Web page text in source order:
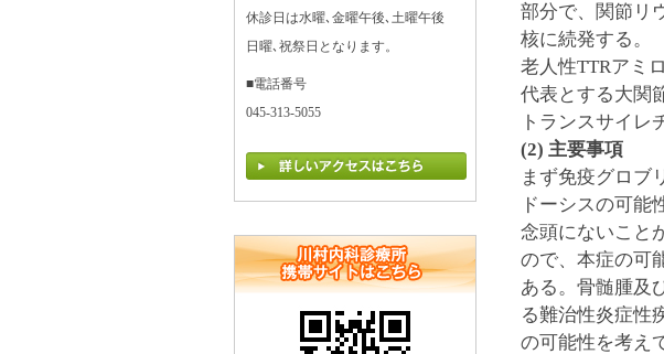
部分で、関節リ
核に続発する。
老人性TTRアミ
代表とする大関
トランスサイレ
(2) 主要事項
まず免疫グロブ
ドーシスの可能
念頭にないこと
ので、本症の可
ある。骨髄腫及
る難治性炎症性
の可能性を考え
休診日は水曜､金曜午後､土曜午後
日曜､祝祭日となります。
■電話番号
045-313-5055